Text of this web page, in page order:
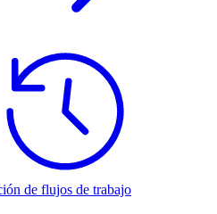
de flujos de trabajo